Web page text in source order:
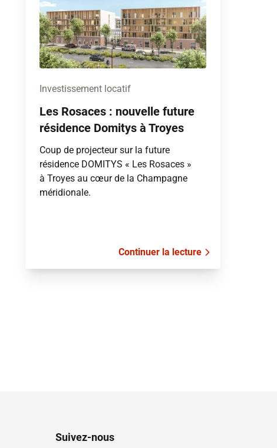
Investissement locatif
Les Rosaces : nouvelle future
résidence Domitys à Troyes
Coup de projecteur sur la future
résidence DOMITYS « Les Rosaces »
à Troyes au cœur de la Champagne
méridionale.
Continuer la lecture
Suivez-nous